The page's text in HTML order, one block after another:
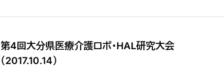
第4回大分県医療介護ロボ・HAL研究大会
（2017.10.14）